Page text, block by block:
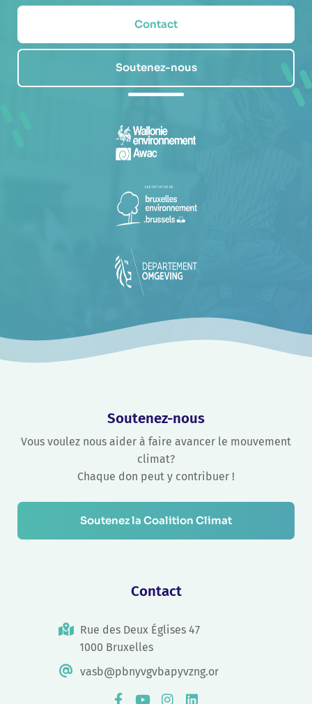
Contact
Soutenez-nous
Soutenez-nous
Vous voulez nous aider à faire avancer le mouvement
climat?
Chaque don peut y contribuer !
Soutenez la Coalition Climat
Contact
Rue des Deux Églises 47
1000 Bruxelles
vasb@pbnyvgvbapyvzng.or